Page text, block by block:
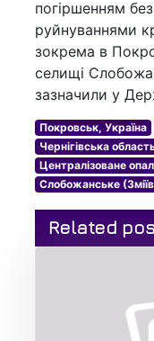
погіршенням
руйнуваннями
зокрема в
селищі
зазначили у
Покровськ, Україна
Чернігівська
Централізоване
Слобожанське
Related